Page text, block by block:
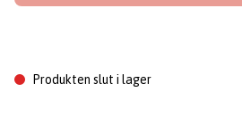
Produkten slut i lager